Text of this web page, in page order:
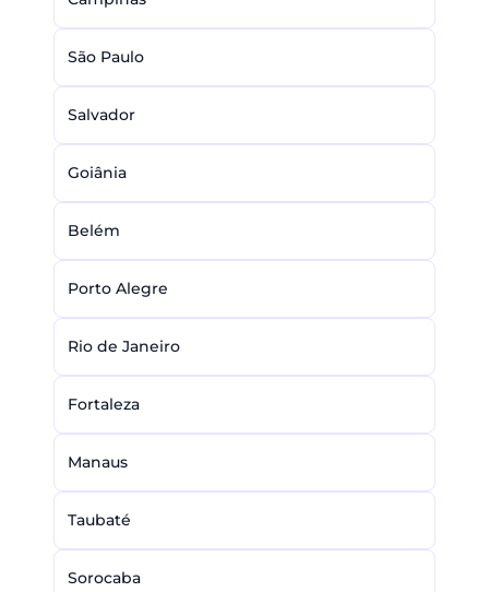
São Paulo
Salvador
Goiânia
Belém
Porto Alegre
Rio de Janeiro
Fortaleza
Manaus
Taubaté
Sorocaba